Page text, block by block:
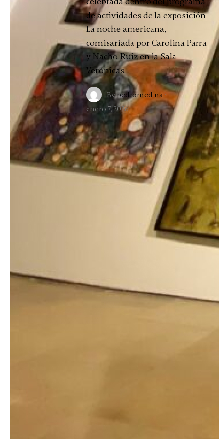
de actividades de la exposición
La noche americana,
comisariada por Carolina Parra
y Nacho Ruiz en la Sala
Verónicas.
Bypedromedina ·
enero 7, 2026